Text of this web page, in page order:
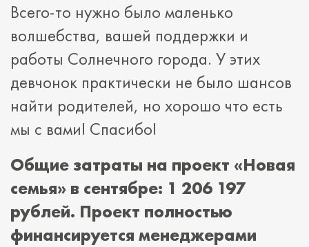
Всего-то нужно было маленько
волшебства, вашей поддержки и
работы Солнечного города. У этих
девчонок практически не было шансов
найти родителей, но хорошо что есть
мы с вами! Спасибо!
Общие затраты на проект «Новая
семья» в сентябре: 1 206 197
рублей. Проект полностью
финансируется менеджерами